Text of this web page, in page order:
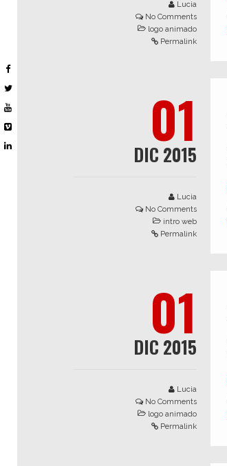
Lucia
No Comments
logo animado
Permalink
01
DIC 2015
Lucia
No Comments
intro web
Permalink
01
DIC 2015
Lucia
No Comments
logo animado
Permalink